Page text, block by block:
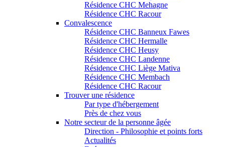
Résidence CHC Mehagne
Résidence CHC Racour
Convalescence
Résidence CHC Banneux Fawes
Résidence CHC Hermalle
Résidence CHC Heusy
Résidence CHC Landenne
Résidence CHC Liège Mativa
Résidence CHC Membach
Résidence CHC Racour
Trouver une résidence
Par type d'hébergement
Près de chez vous
Notre secteur de la personne âgée
Direction - Philosophie et points forts
Actualités